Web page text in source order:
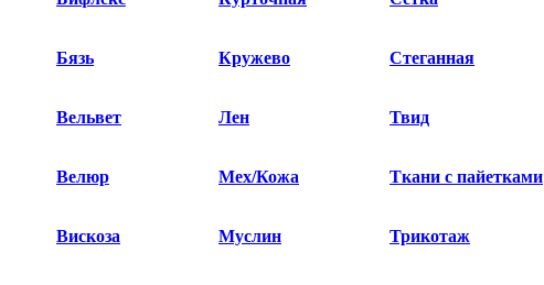
Бязь Кружево Стеганная
Вельвет Лен Твид
Велюр Мех/Кожа Ткани с пайетками
Вискоза Муслин Трикотаж